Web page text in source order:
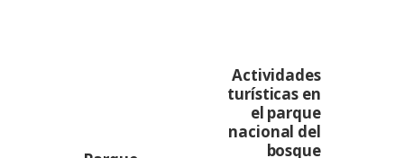
Actividades
turísticas en
el parque
nacional del
bosque